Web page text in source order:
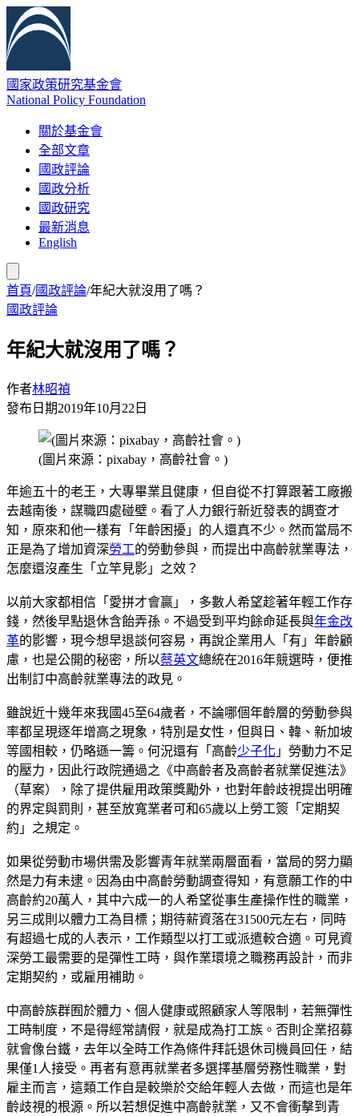
國家政策研究基金會
National Policy Foundation
關於基金會
全部文章
國政評論
國政分析
國政研究
最新消息
English
首頁/國政評論/年紀大就沒用了嗎？
國政評論
年紀大就沒用了嗎？
作者林昭禎
發布日期2019年10月22日
(圖片來源：pixabay，高齡社會。)
年逾五十的老王，大專畢業且健康，但自從不打算跟著工廠搬
去越南後，謀職四處碰壁。看了人力銀行新近發表的調查才
知，原來和他一樣有「年齡困擾」的人還真不少。然而當局不
正是為了增加資深勞工的勞動參與，而提出中高齡就業專法，
怎麼還沒產生「立竿見影」之效？
以前大家都相信「愛拼才會贏」，多數人希望趁著年輕工作存
錢，然後早點退休含飴弄孫。不過受到平均餘命延長與年金改
革的影響，現今想早退談何容易，再說企業用人「有」年齡顧
慮，也是公開的秘密，所以蔡英文總統在2016年競選時，便推
出制訂中高齡就業專法的政見。
雖說近十幾年來我國45至64歲者，不論哪個年齡層的勞動參與
率都呈現逐年增高之現象，特別是女性，但與日、韓、新加坡
等國相較，仍略遜一籌。何況還有「高齡少子化 」勞動力不足
的壓力，因此行政院通過之《中高齡者及高齡者就業促進法》
（草案），除了提供雇用政策獎勵外，也對年齡歧視提出明確
的界定與罰則，甚至放寬業者可和65歲以上勞工簽「定期契
約」之規定。
如果從勞動市場供需及影響青年就業兩層面看，當局的努力顯
然是力有未逮。因為由中高齡勞動調查得知，有意願工作的中
高齡約20萬人，其中六成一的人希望從事生產操作性的職業，
另三成則以體力工為目標；期待薪資落在31500元左右，同時
有超過七成的人表示，工作類型以打工或派遣較合適。可見資
深勞工最需要的是彈性工時，與作業環境之職務再設計，而非
定期契約，或雇用補助。
中高齡族群囿於體力、個人健康或照顧家人等限制，若無彈性
工時制度，不是得經常請假，就是成為打工族。否則企業招募
就會像台鐵，去年以全時工作為條件拜託退休司機員回任，結
果僅1人接受。再者有意再就業者多選擇基層勞務性職業，對
雇主而言，這類工作自是較樂於交給年輕人去做，而這也是年
齡歧視的根源。所以若想促進中高齡就業，又不會衝擊到青